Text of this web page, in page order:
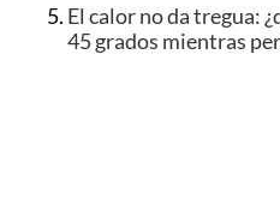
El calor no da tregua:
45 grados mientras